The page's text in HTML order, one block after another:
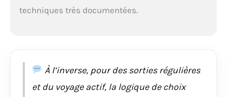
techniques très documentées.
À l’inverse, pour des sorties régulières
et du voyage actif, la logique de choix